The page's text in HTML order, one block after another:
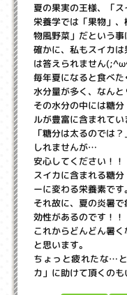
夏の果実の王様、「ス
栄養学では「果物」
物風野菜」だという事
確かに、私もスイカ
は答えられません
毎年夏になると食べた
水分量が多く、なんと
その水分の中には糖
ルが豊富に含まれてい
「糖分は太るのでは
しれませんが…
安心してください！！
スイカに含まれる糖
ーに変わる栄養素です。
それ故に、夏の炎暑
効性があるのです！！
これからどんどん暑
と思います。
ちょっと疲れたな…
カ」に助けて頂くの